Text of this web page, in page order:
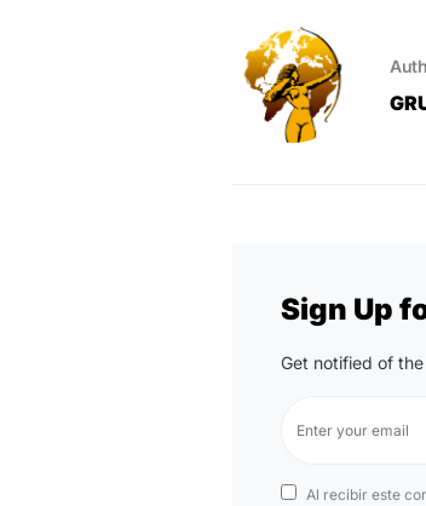
Sign Up
Get notified of
Al recibir este